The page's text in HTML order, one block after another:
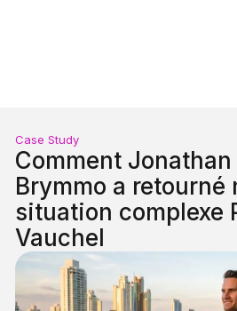
Case Study
Comment
Brymmo a retourné
situation complexe
Vauchel